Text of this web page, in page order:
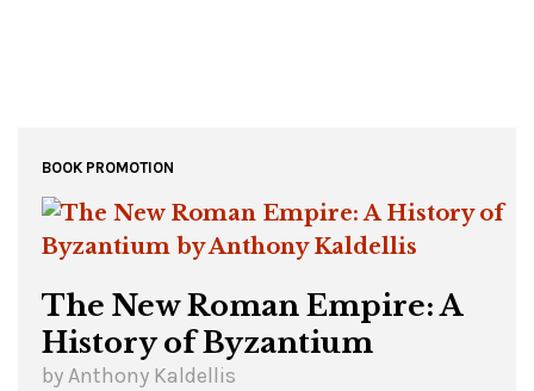
BOOK PROMOTION
The New Roman Empire: A
History of Byzantium
by Anthony Kaldellis